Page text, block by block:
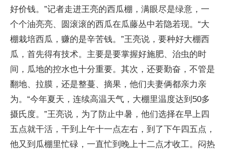
好价钱。”记者走进王亮的西瓜棚，满眼尽是绿意，一
个个油亮亮、圆滚滚的西瓜在瓜藤丛中若隐若现。“大
棚栽培西瓜，赚的是辛苦钱。”王亮说，要种好大棚西
瓜，首先得有技术。主要是要掌握好施肥、治虫的时
间，瓜地的控水也十分重要。其次，还要勤奋，不管是
翻地、拉膜，还是整蔓、摘果，他们夫妻俩都亲力亲
为。“今年夏天，连续高温天气，大棚里温度达到50多
摄氏度。”王亮说，为了防止中暑，他们选择在早上四
五点就干活，干到上午十一点左右，到了下午四五点，
他又到瓜棚里忙碌，一直忙到晚上十二点才收工。闷热